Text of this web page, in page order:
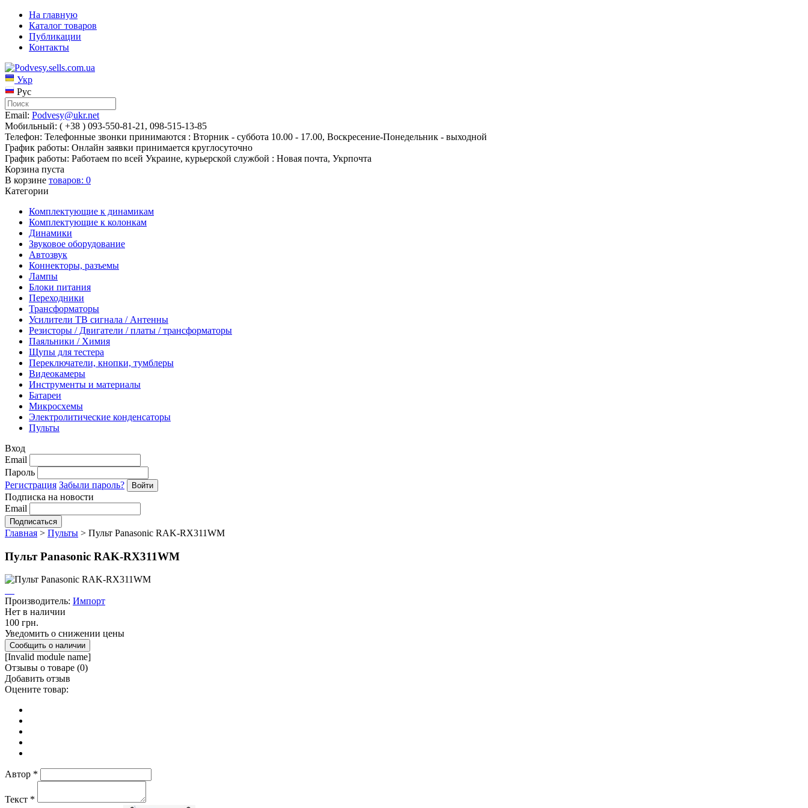
На главную
Каталог товаров
Публикации
Контакты
Укр
Рус
Email: Podvesy@ukr.net
Мобильный: ( +38 ) 093-550-81-21, 098-515-13-85
Телефон: Телефонные звонки принимаются : Вторник - суббота 10.00 - 17.00, Воскресение-Понедельник - выходной
График работы: Онлайн заявки принимается круглосуточно
График работы: Работаем по всей Украине, курьерской службой : Новая почта, Укрпочта
Корзина пуста
В корзине товаров: 0
Категории
Комплектующие к динамикам
Комплектующие к колонкам
Динамики
Звуковое оборудование
Автозвук
Коннекторы, разъемы
Лампы
Блоки питания
Переходники
Трансформаторы
Усилители ТВ сигнала / Антенны
Резисторы / Двигатели / платы / трансформаторы
Паяльники / Химия
Щупы для тестера
Переключатели, кнопки, тумблеры
Видеокамеры
Инструменты и материалы
Батареи
Микросхемы
Электролитические конденсаторы
Пульты
Вход
Email
Пароль
Регистрация Забыли пароль?
Подписка на новости
Email
Главная > Пульты > Пульт Panasonic RAK-RX311WM
Пульт Panasonic RAK-RX311WM
Производитель: Импорт
Нет в наличии
100 грн.
Уведомить о снижении цены
[Invalid module name]
Отзывы о товаре (0)
Добавить отзыв
Оцените товар:
Автор *
Текст *